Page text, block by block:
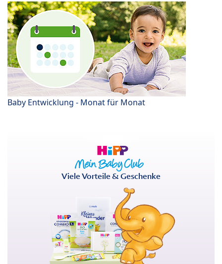
Baby Entwicklung - Monat für Monat
Viele Vorteile & Geschenke